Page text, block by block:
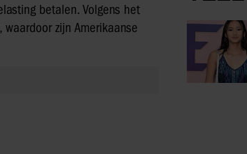
betalen. Volgens het
zijn Amerikaanse